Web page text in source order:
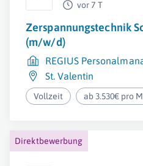
vor 7 T
Zerspannungstechnik
(m/w/d)
REGIUS
St. Valentin
Vollzeit ab 3.530€ pro
Direktbewerbung